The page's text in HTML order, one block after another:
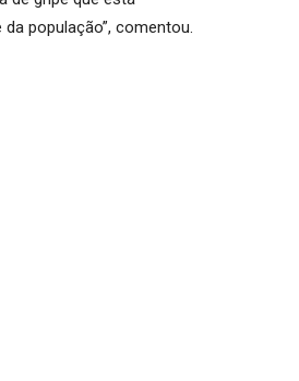
população”, comentou.